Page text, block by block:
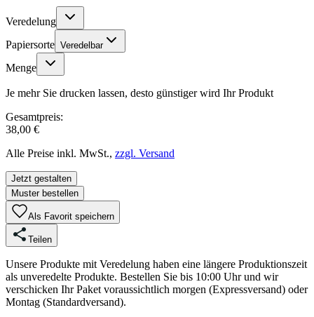
Veredelung
Papiersorte Veredelbar
Menge
Je mehr Sie drucken lassen, desto günstiger wird Ihr Produkt
Gesamtpreis:
38,00 €
Alle Preise inkl. MwSt., zzgl. Versand
Jetzt gestalten
Muster bestellen
Als Favorit speichern
Teilen
Unsere Produkte mit Veredelung haben eine längere Produktionszeit
als unveredelte Produkte. Bestellen Sie bis 10:00 Uhr und wir
verschicken Ihr Paket voraussichtlich morgen (Expressversand) oder
Montag (Standardversand).